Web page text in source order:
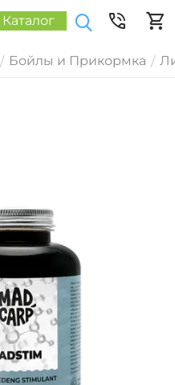
Каталог
/ Бойлы и Прикормка /